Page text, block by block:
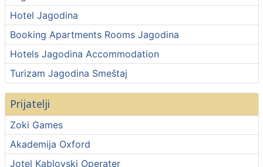
Hotel Jagodina
Booking Apartments Rooms Jagodina
Hotels Jagodina Accommodation
Turizam Jagodina Smeštaj
Prijatelji
Zoki Games
Akademija Oxford
Jotel Kablovski Operater